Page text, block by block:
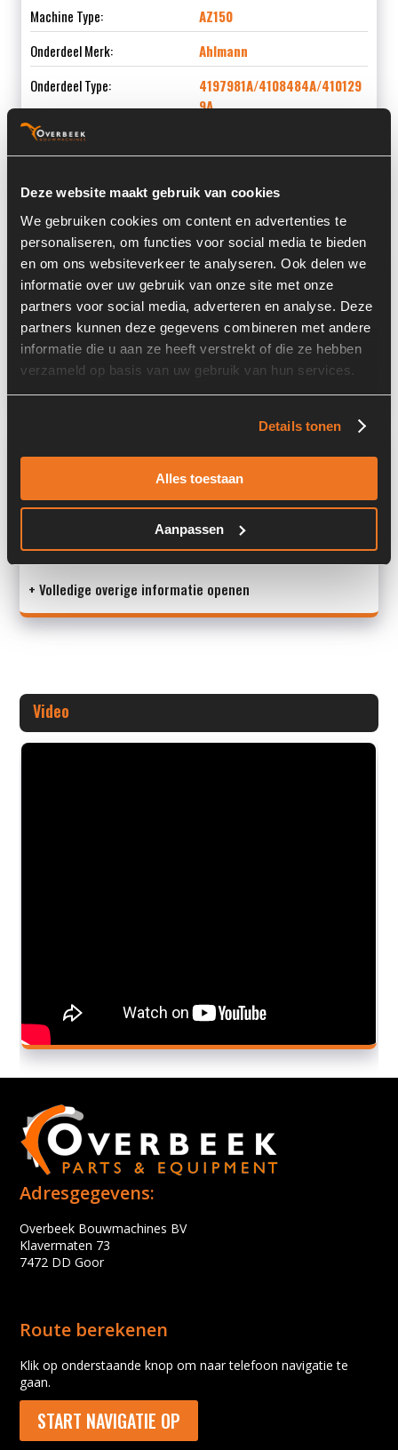
Deze website maakt gebruik van cookies
We gebruiken cookies om content en advertenties te
personaliseren, om functies voor social media te bieden
en om ons websiteverkeer te analyseren. Ook delen we
informatie over uw gebruik van onze site met onze
partners voor social media, adverteren en analyse. Deze
partners kunnen deze gegevens combineren met andere
informatie die u aan ze heeft verstrekt of die ze hebben
verzameld op basis van uw gebruik van hun services.
Details tonen
Alles toestaan
Aanpassen
Machine Type:
AZ150
Onderdeel Merk:
Ahlmann
Onderdeel Type:
4197981A/4108484A/410129
9A
Onderdeel nummer:
4101299A
Informatie
Locatie:
4I6E
Past op de volgende machines:
Ahlmann AZ 150
Land:
Nederland
Stock number: 7306-028
Brand: Ahlmann
Type 1: 4197981A/4108484A/4101299A
Type 2: 4197981A /
+ Volledige overige informatie openen
Video
Adresgegevens:
Overbeek Bouwmachines BV
Klavermaten 73
7472 DD Goor
Route berekenen
Klik op onderstaande knop om naar telefoon navigatie te
gaan.
START NAVIGATIE OP